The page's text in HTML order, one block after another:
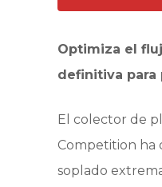
Optimiza el
definitiva para
El colector de
Competition ha
soplado